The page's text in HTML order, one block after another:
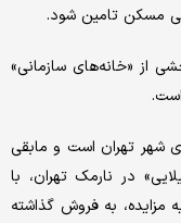
مسکن تامین شود.
از «خانه‌های سازمانی»
شهر تهران است و مابقی
در نارمک تهران، با
پایه مزایده، به فروش گذاشته